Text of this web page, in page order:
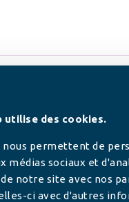
utilise des cookies.
nous permettent de
médias sociaux et
notre site avec nos
ci avec d'autres